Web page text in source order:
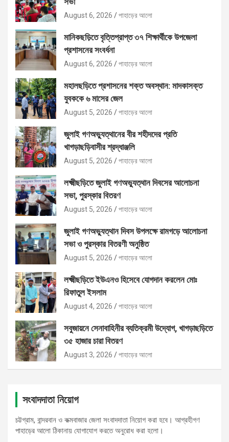
August 6, 2026 পাহাড়ের আলো
মানিকছড়িতে বৃত্তিপ্রাপ্ত ৩৭ শিক্ষার্থীকে উপজেলা
প্রশাসনের সংবর্ধনা
August 6, 2026 পাহাড়ের আলো
মহালছড়িতে প্রশাসনের শক্ত অবস্থান: মাদকাসক্ত
যুবককে ৬ মাসের জেল
August 5, 2026 পাহাড়ের আলো
জুলাই গণঅভ্যুত্থানের বীর শহীদদের প্রতি
খাগড়াছড়িবাসীর শ্রদ্ধাঞ্জলি
August 5, 2026 পাহাড়ের আলো
লক্ষ্মীছড়িতে জুলাই গণঅভ্যুত্থান দিবসের আলোচনা
সভা, পুরস্কার বিতরণ
August 5, 2026 পাহাড়ের আলো
জুলাই গণঅভ্যুত্থান দিবস উপলক্ষে রামগড়ে আলোচনা
সভা ও পুরস্কার বিতরণী অনুষ্ঠিত
August 5, 2026 পাহাড়ের আলো
লক্ষ্মীছড়িতে ইউএনও হিসেবে যোগদান করলেন মোঃ
রিফাতুল ইসলাম
August 4, 2026 পাহাড়ের আলো
সবুজায়নে সেনাবাহিনীর ব্যতিক্রমী উদ্যোগ, খাগড়াছড়িতে
৩৫ হাজার চারা বিতরণ
August 3, 2026 পাহাড়ের আলো
সংবাদদাতা নিয়োগ
চট্টগ্রাম, বান্দরবান ও কক্মবাজার জেলা সংবাদদাতা নিয়োগ করা হবে। আগ্রহীগণ
পাহাড়ের আলো ঠিকানায় যোগাযোগ করতে অনুরোধ করা হলো।